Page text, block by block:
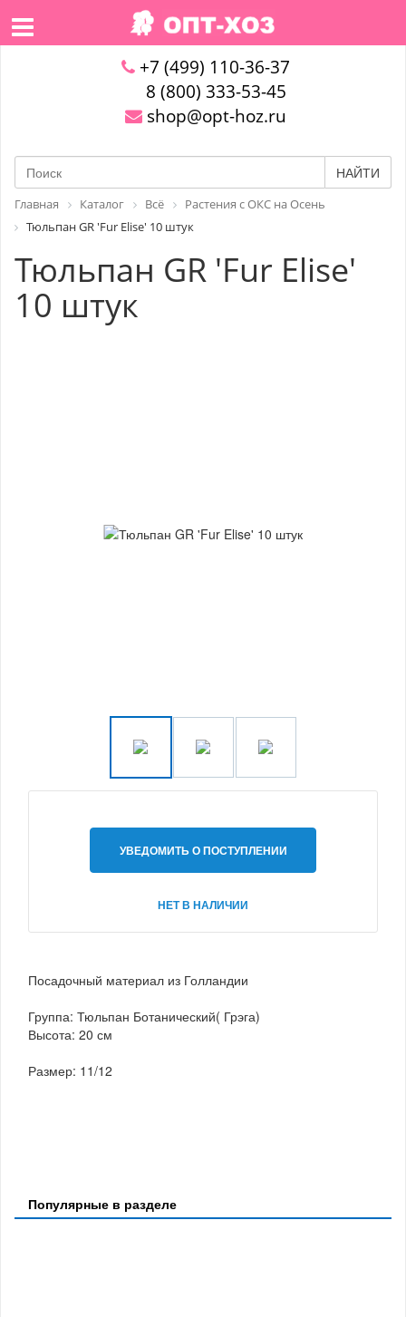
+7 (499) 110-36-37
8 (800) 333-53-45
shop@opt-hoz.ru
НАЙТИ
Главная Каталог Всё
Растения с ОКС на Осень
Тюльпан GR 'Fur Elise' 10 штук
Тюльпан GR 'Fur Elise'
10 штук
УВЕДОМИТЬ О ПОСТУПЛЕНИИ
НЕТ В НАЛИЧИИ
Посадочный материал из Голландии
Группа: Тюльпан Ботанический( Грэга)
Высота: 20 см
Размер: 11/12
Популярные в разделе